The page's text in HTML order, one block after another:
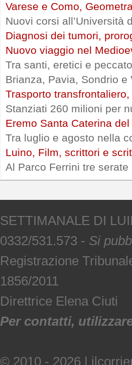
Varese e Como,
Nuovi corsi all’Università
Diagnosi dei tumori,
Nuovo viaggio nel
Tra santi, eretici e
Brianza, Pavia, Sondrio e
Trasporto
Stanziati 260 milioni per
Eremo Santa Caterina
Tra luglio e agosto nella
Luino, Film, scrittori e
Al Parco Ferrini tre
SETTIMANALE DI
0332/531.573 - Si
Registrazione
1856/2011
Direttrice Elena Ciuti
Per contatti,
© 2010 - 2026 |